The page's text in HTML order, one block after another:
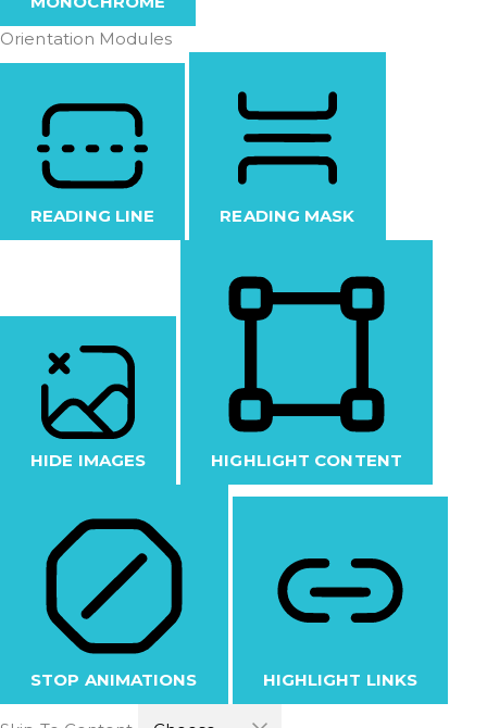
Orientation Modules
READING LINE READING MASK
HIDE IMAGES HIGHLIGHT CONTENT
STOP ANIMATIONS HIGHLIGHT LINKS